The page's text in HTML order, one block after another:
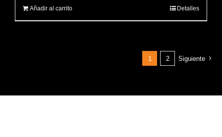
Añadir al carrito Detalles
1 2 Siguiente